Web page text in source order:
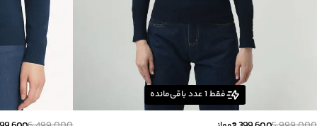
فقط 1عدد باقی‌مانده